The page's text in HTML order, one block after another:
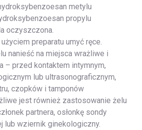
metylu
propylu
oczyszczona.
preparatu umyć ręce.
nanieść na miejsca wrażliwe i
– przed kontaktem intymnym,
lub ultrasonograficznym,
czopków i tamponów
jest również zastosowanie żelu
partnera, osłonkę sondy
lub wziernik ginekologiczny.